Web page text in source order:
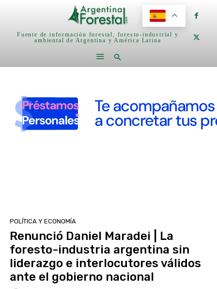
Fuente de información forestal, foresto-industrial y
ambiental de Argentina y América Latina
POLÍTICA Y ECONOMÍA
Renunció Daniel Maradei | La
foresto-industria argentina sin
liderazgo e interlocutores válidos
ante el gobierno nacional